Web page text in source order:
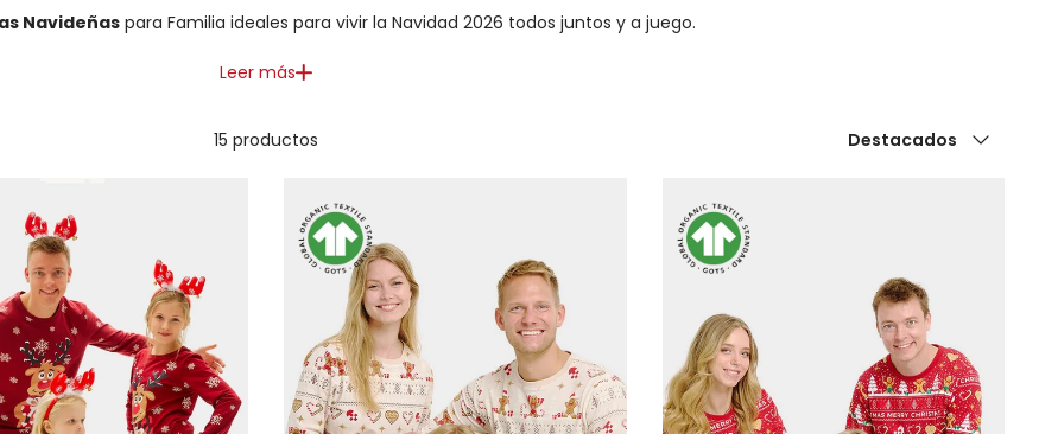
Navideñaspara Familia ideales para vivir la Navidad 2026 todos juntos y a juego.
Leer más
15 productos Destacados